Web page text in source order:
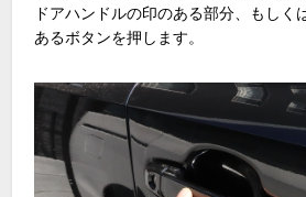
ドアハンドルの印のある部分、もしく
あるボタンを押します。